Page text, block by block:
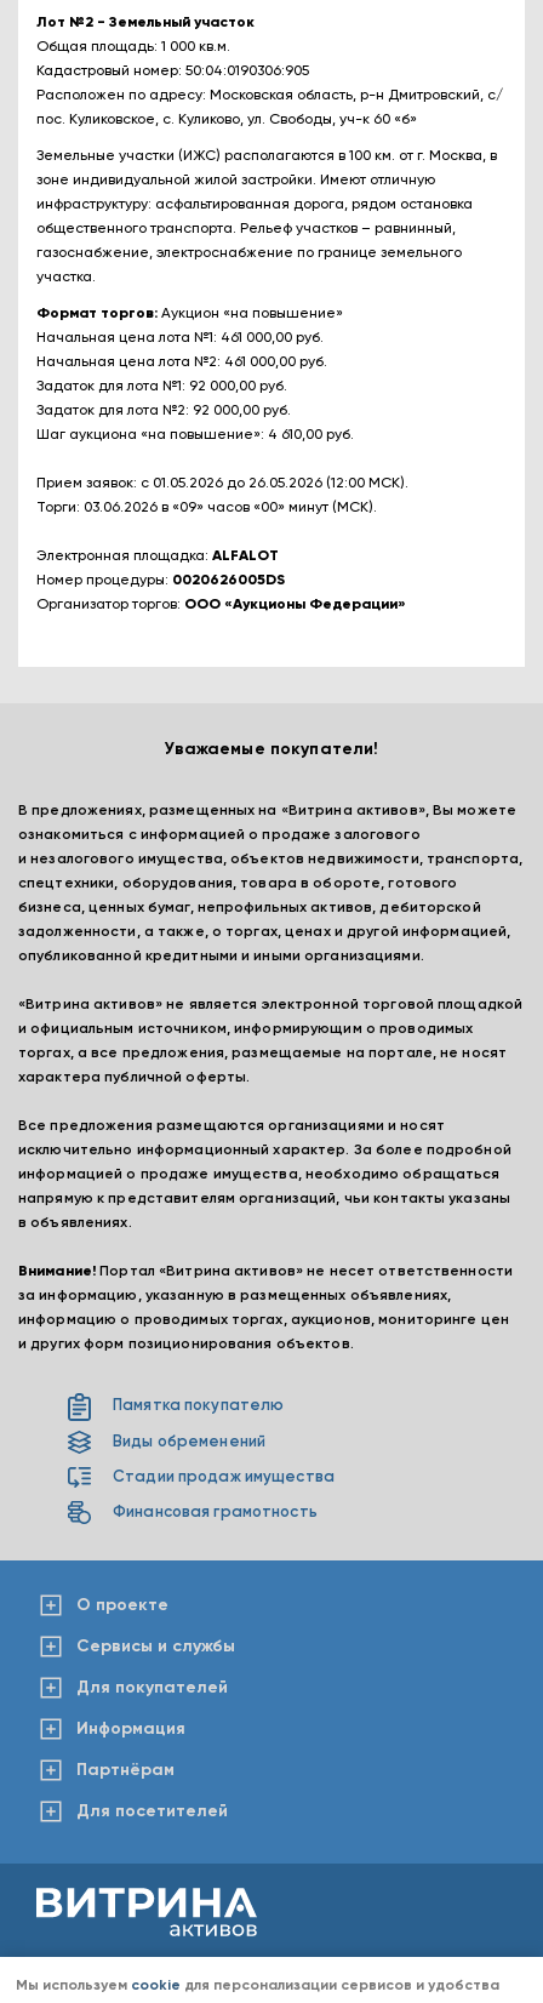
Лот №2 - Земельный участок
Общая площадь: 1 000 кв.м.
Кадастровый номер: 50:04:0190306:905
Расположен по адресу: Московская область, р-н Дмитровский, с/
пос. Куликовское, с. Куликово, ул. Свободы, уч-к 60 «б»
Земельные участки (ИЖС) располагаются в 100 км. от г. Москва, в
зоне индивидуальной жилой застройки. Имеют отличную
инфраструктуру: асфальтированная дорога, рядом остановка
общественного транспорта. Рельеф участков – равнинный,
газоснабжение, электроснабжение по границе земельного
участка.
Формат торгов: Аукцион «на повышение»
Начальная цена лота №1: 461 000,00 руб.
Начальная цена лота №2: 461 000,00 руб.
Задаток для лота №1: 92 000,00 руб.
Задаток для лота №2: 92 000,00 руб.
Шаг аукциона «на повышение»: 4 610,00 руб.
Прием заявок: с 01.05.2026 до 26.05.2026 (12:00 МСК).
Торги: 03.06.2026 в «09» часов «00» минут (МСК).
Электронная площадка: ALFALOT
Номер процедуры: 0020626005DS
Организатор торгов: ООО «Аукционы Федерации»
Уважаемые покупатели!
В предложениях, размещенных на «Витрина активов», Вы можете
ознакомиться с информацией о продаже залогового
и незалогового имущества, объектов недвижимости, транспорта,
спецтехники, оборудования, товара в обороте, готового
бизнеса, ценных бумаг, непрофильных активов, дебиторской
задолженности, а также, о торгах, ценах и другой информацией,
опубликованной кредитными и иными организациями.
«Витрина активов» не является электронной торговой площадкой
и официальным источником, информирующим о проводимых
торгах, а все предложения, размещаемые на портале, не носят
характера публичной оферты.
Все предложения размещаются организациями и носят
исключительно информационный характер. За более подробной
информацией о продаже имущества, необходимо обращаться
напрямую к представителям организаций, чьи контакты указаны
в объявлениях.
Внимание! Портал «Витрина активов» не несет ответственности
за информацию, указанную в размещенных объявлениях,
информацию о проводимых торгах, аукционов, мониторинге цен
и других форм позиционирования объектов.
Памятка покупателю
Виды обременений
Стадии продаж имущества
Финансовая грамотность
О проекте
Сервисы и службы
Для покупателей
Информация
Партнёрам
Для посетителей
является публичной офертой, определяемой положениями Статьи 437 Гражданского кодекса РФ.
Мы используем cookie для персонализации сервисов и удобства